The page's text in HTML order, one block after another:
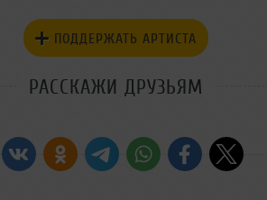
ПОДДЕРЖАТЬ АРТИСТА
РАССКАЖИ ДРУЗЬЯМ